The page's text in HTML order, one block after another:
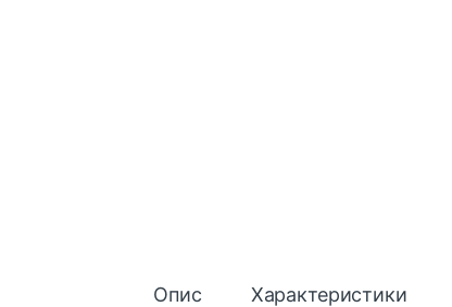
Опис Характеристики